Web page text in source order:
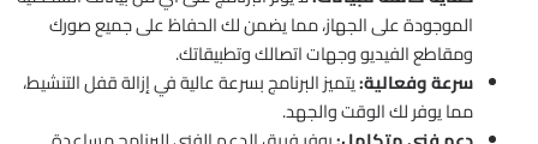
الموجودة على الجهاز، مما يضمن لك الحفاظ على جميع صورك
ومقاطع الفيديو وجهات اتصالك وتطبيقاتك.
سرعة وفعالية:يتميز البرنامج بسرعة عالية في إزالة قفل التنشيط،
مما يوفر لك الوقت والجهد.